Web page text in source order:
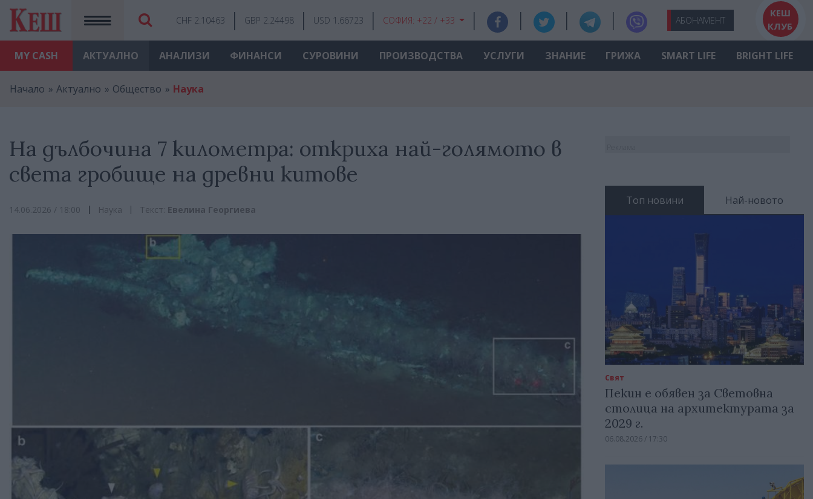
MY CASH
CHF 2.10463 GBP 2.24498 USD 1.66723 СОФИЯ: +22 / +33 АБОНАМЕНТ
КЕШ
КЛУБ
АКТУАЛНО АНАЛИЗИ ФИНАНСИ СУРОВИНИ ПРОИЗВОДСТВА УСЛУГИ ЗНАНИЕ ГРИЖА SMART LIFE BRIGHT LIFE
Начало Актуално Общество Наука
На дълбочина 7 километра: откриха най-голямото в
света гробище на древни китове
14.06.2026 / 18:00 Наука Текст: Евелина Георгиева
Топ новини Най-новото
Свят
Пекин е обявен за Световна
столица на архитектурата за
2029 г.
06.08.2026 / 17:30